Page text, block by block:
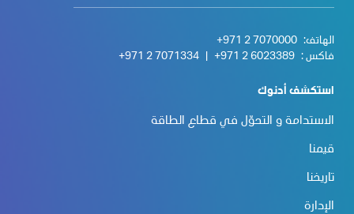
الهاتف: +971 2 7070000
فاكس : +971 2 6023389
+971 2 7071334
استكشف أدنوك
الاستدامة و التحوّل في قطاع الطاقة
قيمنا
تاريخنا
الإدارة